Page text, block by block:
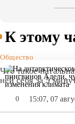
К этому
Общество
Что такое
ней себя за 5
0 15:07, 07